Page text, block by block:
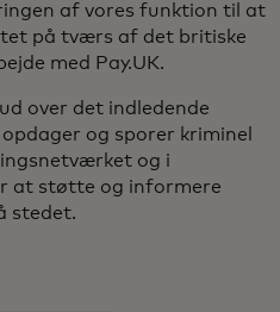
af vores funktion til at
på tværs af det britiske
med Pay.UK.
over det indledende
og sporer kriminel
og i
at støtte og informere
stedet.